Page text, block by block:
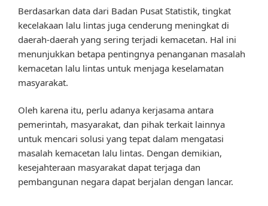
Berdasarkan data dari Badan Pusat Statistik, tingkat
kecelakaan lalu lintas juga cenderung meningkat di
daerah-daerah yang sering terjadi kemacetan. Hal ini
menunjukkan betapa pentingnya penanganan masalah
kemacetan lalu lintas untuk menjaga keselamatan
masyarakat.
Oleh karena itu, perlu adanya kerjasama antara
pemerintah, masyarakat, dan pihak terkait lainnya
untuk mencari solusi yang tepat dalam mengatasi
masalah kemacetan lalu lintas. Dengan demikian,
kesejahteraan masyarakat dapat terjaga dan
pembangunan negara dapat berjalan dengan lancar.